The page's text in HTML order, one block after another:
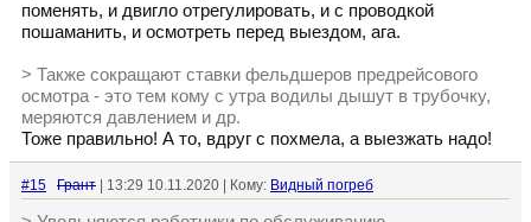
поменять, и двигло отрегулировать, и с проводкой
пошаманить, и осмотреть перед выездом, ага.
> Также сокращают ставки фельдшеров предрейсового
осмотра - это тем кому с утра водилы дышут в трубочку,
меряются давлением и др.
Тоже правильно! А то, вдруг с похмела, а выезжать надо!
#15 Грант | 13:29 10.11.2020 | Кому: Видный погреб